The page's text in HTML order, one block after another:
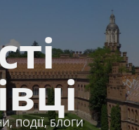
ПОДІЇ, БЛОГИ